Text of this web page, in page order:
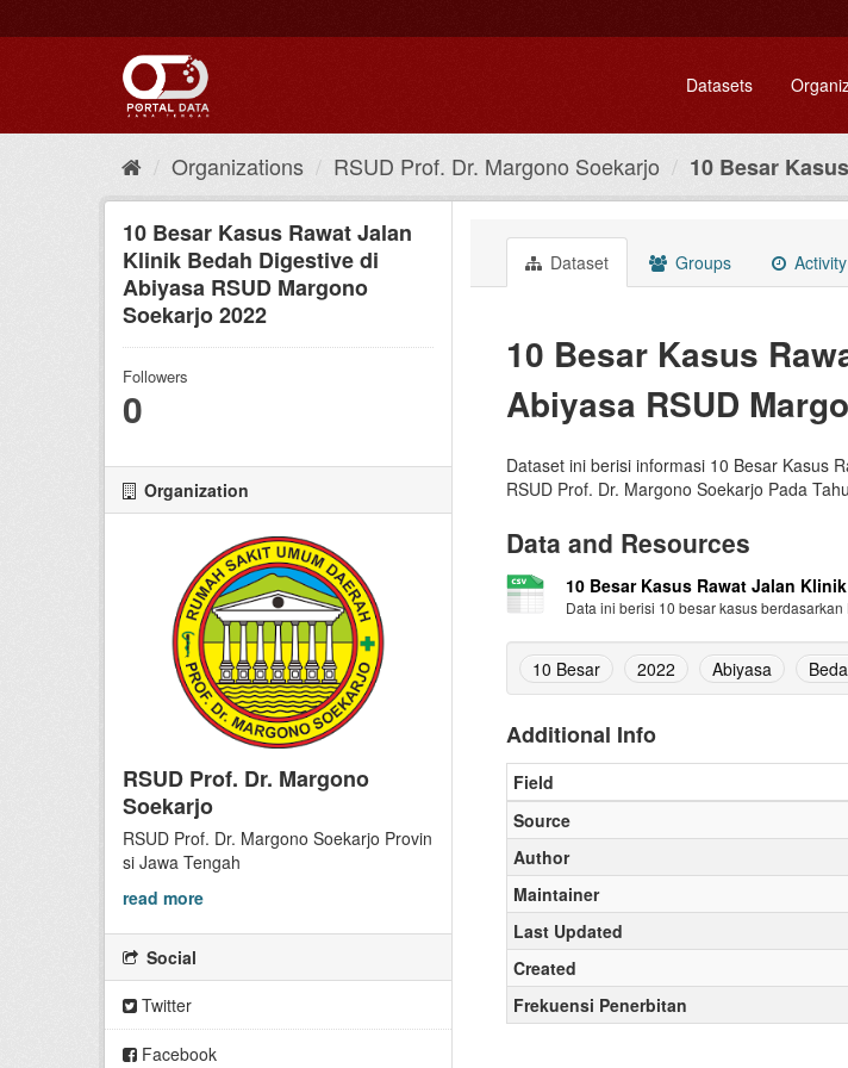
to
Datasets
Organizations RSUD Prof. Dr. Margono Soekarjo 10 Besar
10 Besar Kasus Rawat Jalan
Klinik Bedah Digestive di
Abiyasa RSUD Margono
Soekarjo 2022
Followers
0
Organization
RSUD Prof. Dr. Margono
Soekarjo
RSUD Prof. Dr. Margono Soekarjo Provin
si Jawa Tengah
read more
Social
Twitter
Facebook
Dataset Groups
10 Besar Kasus
Abiyasa RSUD
Dataset ini berisi informasi 10 Besar Kasus
RSUD Prof. Dr. Margono Soekarjo Pada
Data and Resources
10 Besar Kasus Rawat Jalan
Data ini berisi 10 besar kasus
10 Besar 2022 Abiyasa
Additional Info
Field
Source
Author
Maintainer
Last Updated
Created
Frekuensi Penerbitan